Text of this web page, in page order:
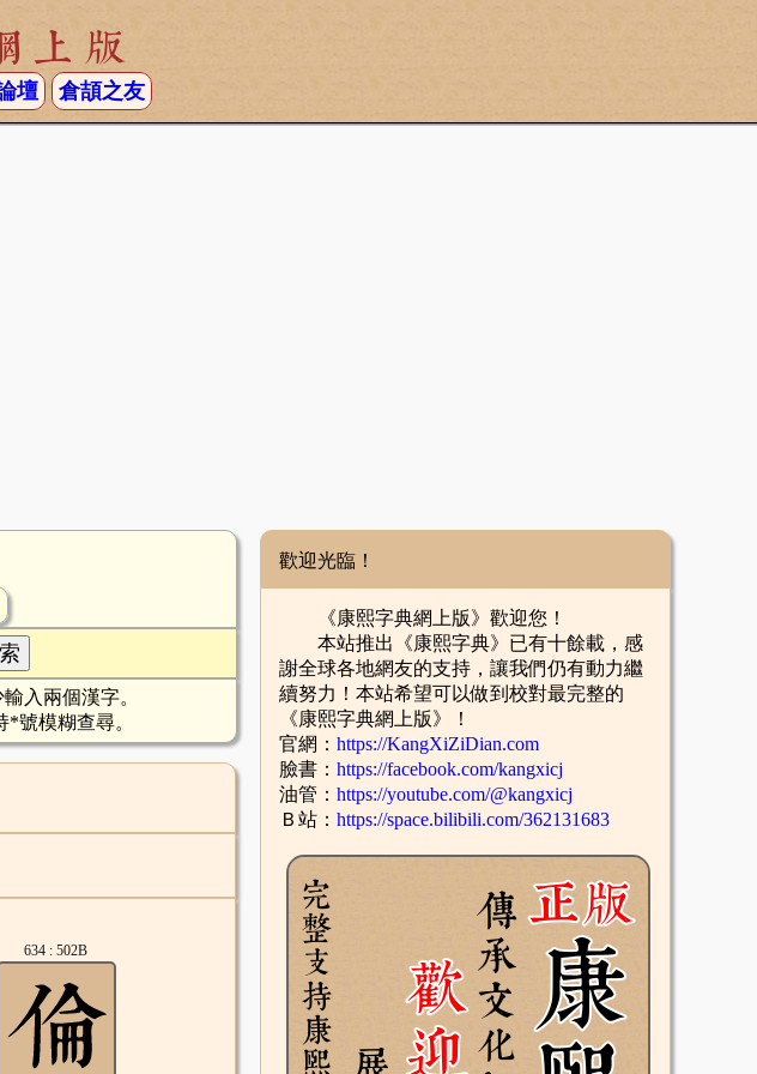
上版
壇 倉頡之友
入兩個漢字。
號模糊查尋。
634 : 502B
歡迎光臨！
《康熙字典網上版》歡迎您！
本站推出《康熙字典》已有十餘載，感
謝全球各地網友的支持，讓我們仍有動力繼
續努力！本站希望可以做到校對最完整的
《康熙字典網上版》！
官網： https://KangXiZiDian.com
臉書： https://facebook.com/kangxicj
油管： https://youtube.com/@kangxicj
Ｂ站： https://space.bilibili.com/362131683